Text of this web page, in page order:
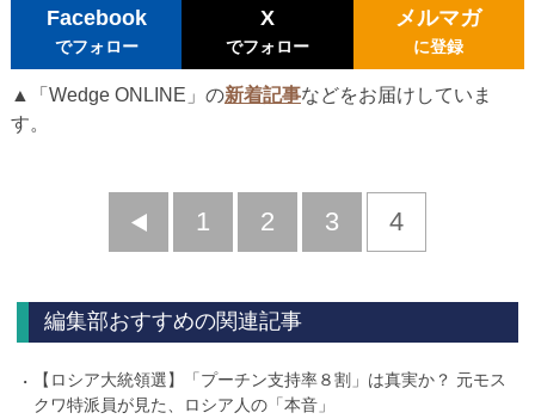
Facebook
でフォロー
X
でフォロー
メルマガ
に登録
▲「Wedge ONLINE」の新着記事などをお届けしていま
す。
前
1 2 3 4
編集部おすすめの関連記事
【ロシア大統領選】「プーチン支持率８割」は真実か？ 元モス
クワ特派員が見た、ロシア人の「本音」